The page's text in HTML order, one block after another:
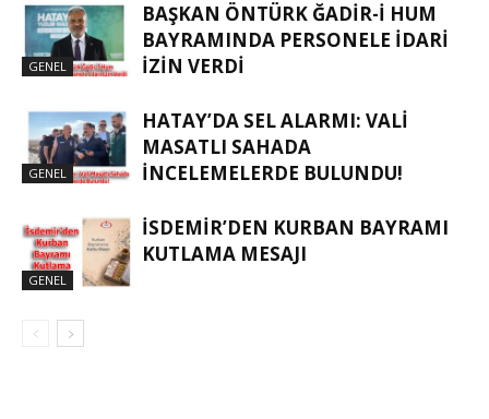
GENEL
BAŞKAN ÖNTÜRK ĞADIR-İ HUM
BAYRAMINDA PERSONELE İDARI
İZIN VERDI
GENEL
HATAY’DA SEL ALARMI: VALI
MASATLI SAHADA
İNCELEMELERDE BULUNDU!
GENEL
İSDEMIR’DEN KURBAN BAYRAMI
KUTLAMA MESAJI